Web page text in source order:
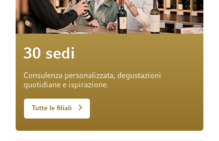
30 sedi
Consulenza personalizzata, degustazioni
quotidiane e ispirazione.
Tutte le filiali